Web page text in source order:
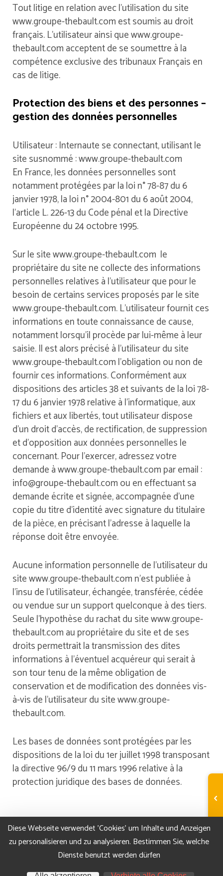
Tout litige en relation avec l’utilisation du site
www.groupe-thebault.com est soumis au droit
français. L’utilisateur ainsi que www.groupe-
thebault.com acceptent de se soumettre à la
compétence exclusive des tribunaux Français en
cas de litige.
Protection des biens et des personnes –
gestion des données personnelles
Utilisateur : Internaute se connectant, utilisant le
site susnommé : www.groupe-thebault.com
En France, les données personnelles sont
notamment protégées par la loi n° 78-87 du 6
janvier 1978, la loi n° 2004-801 du 6 août 2004,
l’article L. 226-13 du Code pénal et la Directive
Européenne du 24 octobre 1995.
Sur le site www.groupe-thebault.com le
propriétaire du site ne collecte des informations
personnelles relatives à l’utilisateur que pour le
besoin de certains services proposés par le site
www.groupe-thebault.com. L’utilisateur fournit ces
informations en toute connaissance de cause,
notamment lorsqu’il procède par lui-même à leur
saisie. Il est alors précisé à l’utilisateur du site
www.groupe-thebault.com l’obligation ou non de
fournir ces informations. Conformément aux
dispositions des articles 38 et suivants de la loi 78-
17 du 6 janvier 1978 relative à l’informatique, aux
fichiers et aux libertés, tout utilisateur dispose
d’un droit d’accès, de rectification, de suppression
et d’opposition aux données personnelles le
concernant. Pour l’exercer, adressez votre
demande à www.groupe-thebault.com par email :
info@groupe-thebault.com ou en effectuant sa
demande écrite et signée, accompagnée d’une
copie du titre d’identité avec signature du titulaire
de la pièce, en précisant l’adresse à laquelle la
réponse doit être envoyée.
Aucune information personnelle de l’utilisateur du
site www.groupe-thebault.com n’est publiée à
l’insu de l’utilisateur, échangée, transférée, cédée
ou vendue sur un support quelconque à des tiers.
Seule l’hypothèse du rachat du site www.groupe-
thebault.com au propriétaire du site et de ses
droits permettrait la transmission des dites
informations à l’éventuel acquéreur qui serait à
son tour tenu de la même obligation de
conservation et de modification des données vis-
à-vis de l’utilisateur du site www.groupe-
thebault.com.
Les bases de données sont protégées par les
dispositions de la loi du 1er juillet 1998 transposant
la directive 96/9 du 11 mars 1996 relative à la
protection juridique des bases de données.
Mentions légales
Données personnelles
Diese Webseite verwendet 'Cookies' um Inhalte und Anzeigen
zu personalisieren und zu analysieren. Bestimmen Sie, welche
Dienste benutzt werden dürfen